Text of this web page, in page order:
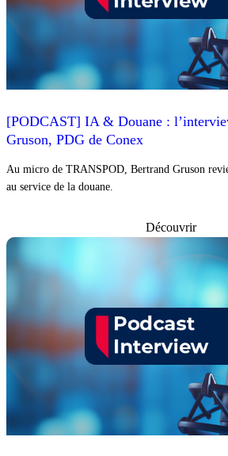
[PODCAST] IA & Douane :
Gruson, PDG de Conex
Au micro de TRANSPOD, Bertrand Gruson
au service de la douane.
Découvrir